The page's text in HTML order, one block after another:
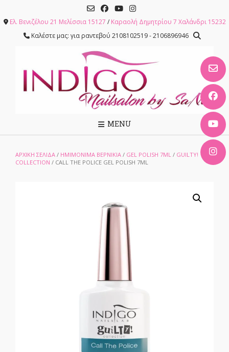
content
Ελ. Βενιζέλου 21 Μελίσσια 15127 / Καραολή Δημητρίου 7 Χαλάνδρι 15232
Καλέστε μας: για ραντεβού 2108102519 - 2106896946
MENU
ΑΡΧΙΚΉ ΣΕΛΊΔΑ / ΗΜΙΜΟΝΙΜΑ ΒΕΡΝΙΚΙΑ / GEL POLISH 7ML / GUILTY!
COLLECTION / CALL THE POLICE GEL POLISH 7ML